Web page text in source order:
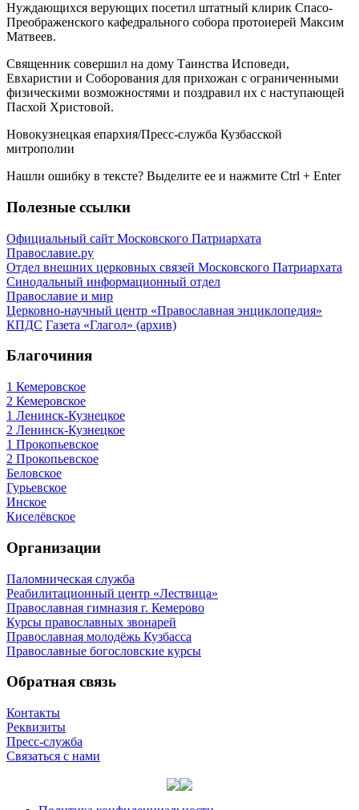
Нуждающихся верующих посетил штатный клирик Спасо-
Преображенского кафедрального собора протоиерей Максим
Матвеев.
Священник совершил на дому Таинства Исповеди,
Евхаристии и Соборования для прихожан с ограниченными
физическими возможностями и поздравил их с наступающей
Пасхой Христовой.
Новокузнецкая епархия/Пресс-служба Кузбасской
митрополии
Нашли ошибку в тексте? Выделите ее и нажмите Ctrl + Enter
Полезные ссылки
Официальный сайт Московского Патриархата
Православие.ру
Отдел внешних церковных связей Московского Патриархата
Синодальный информационный отдел
Православие и мир
Церковно-научный центр «Православная энциклопедия»
КПДС Газета «Глагол» (архив)
Благочиния
1 Кемеровское
2 Кемеровское
1 Ленинск-Кузнецкое
2 Ленинск-Кузнецкое
1 Прокопьевское
2 Прокопьевское
Беловское
Гурьевское
Инское
Киселёвское
Организации
Паломническая служба
Реабилитационный центр «Лествица»
Православная гимназия г. Кемерово
Курсы православных звонарей
Православная молодёжь Кузбасса
Православные богословские курсы
Обратная связь
Контакты
Реквизиты
Пресс-служба
Связаться с нами